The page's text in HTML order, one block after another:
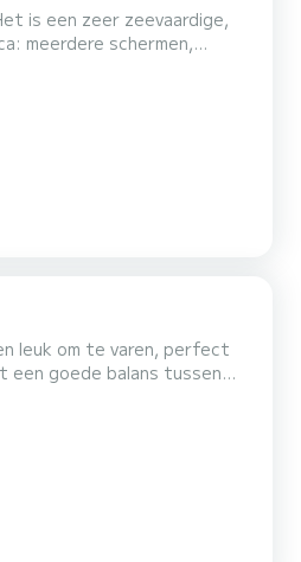
leuk om te varen, perfect
een goede balans tussen
afhankelijk van uw